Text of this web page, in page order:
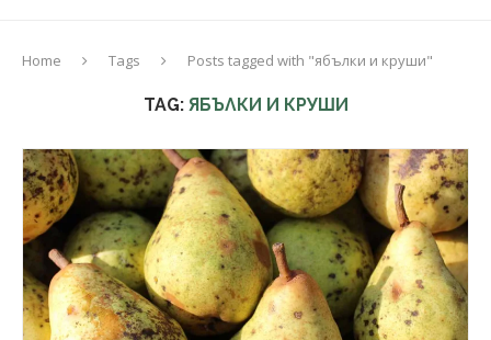
Home Tags Posts tagged with "ябълки и круши"
TAG: ЯБЪЛКИ И КРУШИ